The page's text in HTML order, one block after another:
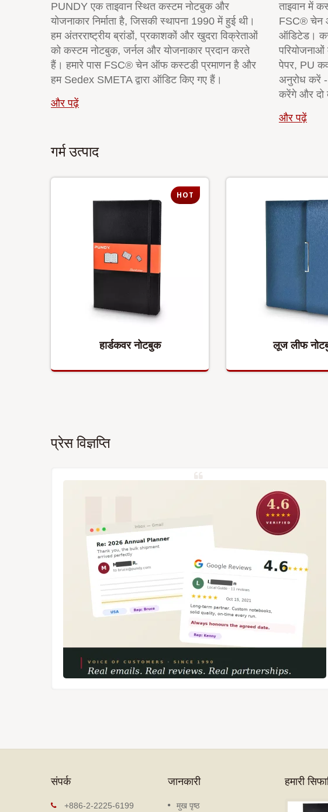
PUNDY एक ताइवान स्थित कस्टम नोटबुक और
योजनाकार निर्माता है, जिसकी स्थापना 1990 में हुई थी।
हम अंतरराष्ट्रीय ब्रांडों, प्रकाशकों और खुदरा विक्रेताओं
को कस्टम नोटबुक, जर्नल और योजनाकार प्रदान करते
हैं। हमारे पास FSC® चेन ऑफ कस्टडी प्रमाणन है और
हम Sedex SMETA द्वारा ऑडिट किए गए हैं।
और पढ़ें
ताइवान में
FSC® चेन
ऑडिटेड।
पेपर, PU
अनुरोध करें -
करेंगे और दो
और पढ़ें
गर्म उत्पाद
HOT
हार्डकवर नोटबुक लूज लीफ
प्रेस विज्ञप्ति
संपर्क
+886-2-2225-6199
जानकारी
मुख पृष्ठ
हमारी
लूज लीफ नोटबुक